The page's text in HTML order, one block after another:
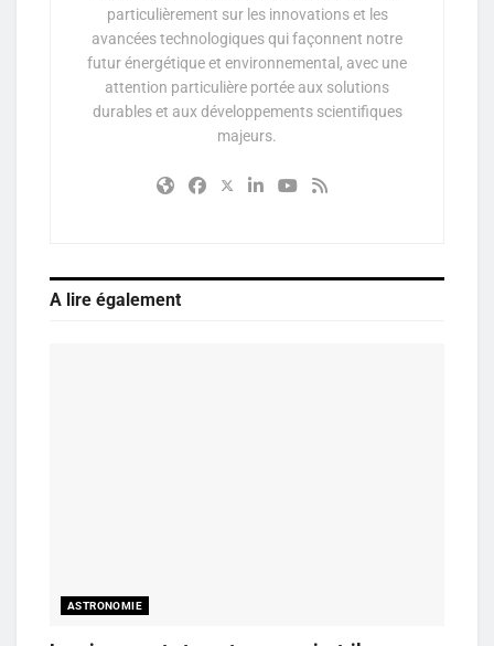
particulièrement sur les innovations et les
avancées technologiques qui façonnent notre
futur énergétique et environnemental, avec une
attention particulière portée aux solutions
durables et aux développements scientifiques
majeurs.
A lire également
ASTRONOMIE